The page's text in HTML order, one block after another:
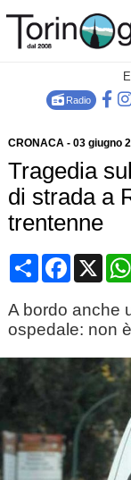
Radio
CRONACA- 03 giugno
Tragedia
di strada a
trentenne
CondividiFacebook
X
A bordo anche
ospedale: non